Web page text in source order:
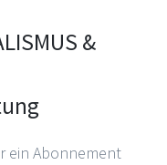
&
ein Abonnement